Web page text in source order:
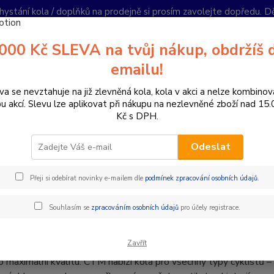
kola / doplňků na prodejně si prosím zavolejte dopředu.
Hledat
PO-
budou v modelové
2025 a s ním i nová modelová řada od výrobce CTM, na jaké
vyrábí a testuje kola na Slovensku ve Staré Turé již
sportem, ale i životním stylem. Každý model je pečlivě
maximální kvalitu. CTM nabízí kola pro všechny typy cyklistů
Kč SLEVA na tvůj nákup, obdržíš
emailu!
se nevztahuje na již zlevněná kola, kola v akci a nelze
akcí. Slevu lze aplikovat při nákupu na nezlevněné zboží nad
Kč s DPH.
Odeslat
Přeji si odebírat novinky e-mailem dle podmínek zpracování osobních údajů.
Souhlasím se zpracováním osobních údajůpro účely registrace.
Zavřít